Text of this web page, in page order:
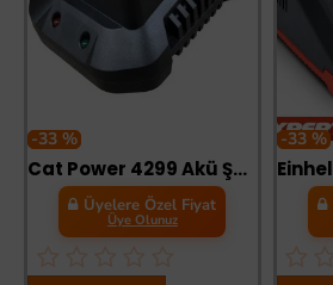
-33 %
Cat Power 4299 Akü Şarj Cihazı
Üyelere Özel Fiyat
Üye Olunuz
-33 %